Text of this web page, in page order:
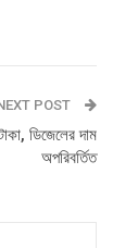
POST
ডিজেলের দাম
অপরিবর্তিত